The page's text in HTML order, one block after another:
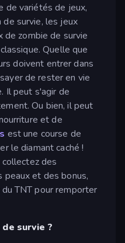
de variétés de jeux,
survie, les jeux
de zombie de survie
Quelle que
doivent entrer dans
de rester en vie
Il peut s'agir de
Ou bien, il peut
et de
est une course de
le diamant caché !
des
et des bonus,
TNT pour remporter
survie ?